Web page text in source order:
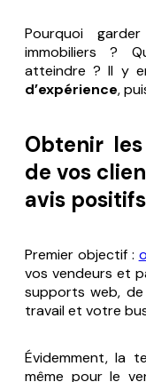
Pourquoi
immobiliers ?
atteindre ? Il y
d’expérience,
Obtenir
de vos
avis
Premier objectif :
vos vendeurs et
supports web,
travail et votre
Évidemment, la
même pour le